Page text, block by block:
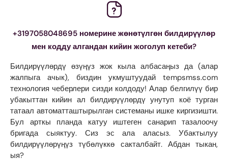
+3197058048695 номерине жөнөтүлгөн билдирүүлөр
мен кодду алгандан кийин жоголуп кетеби?
Билдирүүлөрдү өзүңүз жок кыла албасаңыз да (алар
жалпыга ачык), биздин укмуштуудай tempsmss.com
технология чеберлери сизди колдоду! Алар белгилүү бир
убакыттан кийин ал билдирүүлөрдү унутуп коё турган
татаал автоматташтырылган системаны ишке киргизишти.
Бул арткы планда катуу иштеген санарип тазалоочу
бригада сыяктуу. Сиз эс ала аласыз. Убактылуу
билдирүүлөрүңүз түбөлүккө сакталбайт. Абдан тыкан,
ыя?